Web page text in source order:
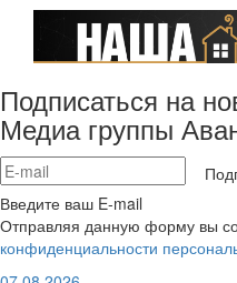
Подписаться на
Медиа группы
Введите ваш E-mail
Отправляя данную форму вы
конфиденциальности